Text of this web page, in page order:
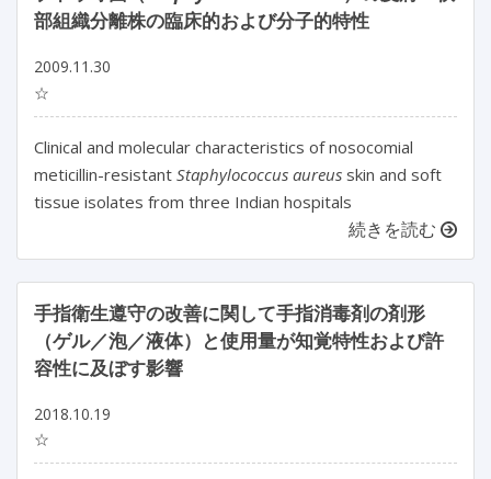
部組織分離株の臨床的および分子的特性
2009.11.30
☆
Clinical and molecular characteristics of nosocomial
meticillin-resistant Staphylococcus aureus skin and soft
tissue isolates from three Indian hospitals
続きを読む
手指衛生遵守の改善に関して手指消毒剤の剤形
（ゲル／泡／液体）と使用量が知覚特性および許
容性に及ぼす影響
2018.10.19
☆